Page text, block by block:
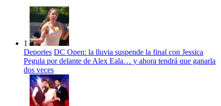
1
Deportes DC Open: la lluvia suspende la final con Jessica
Pegula por delante de Alex Eala… y ahora tendrá que ganarla
dos veces